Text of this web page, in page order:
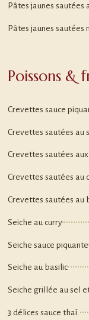
Pâtes jaunes sautées
Pâtes jaunes sautées
Poissons &
Crevettes sauce
Crevettes sautées au
Crevettes sautées
Crevettes sautées au
Crevettes sautées au
Seiche au curry
Seiche sauce piquante
Seiche au basilic
Seiche grillée au sel
3 délices sauce thaï